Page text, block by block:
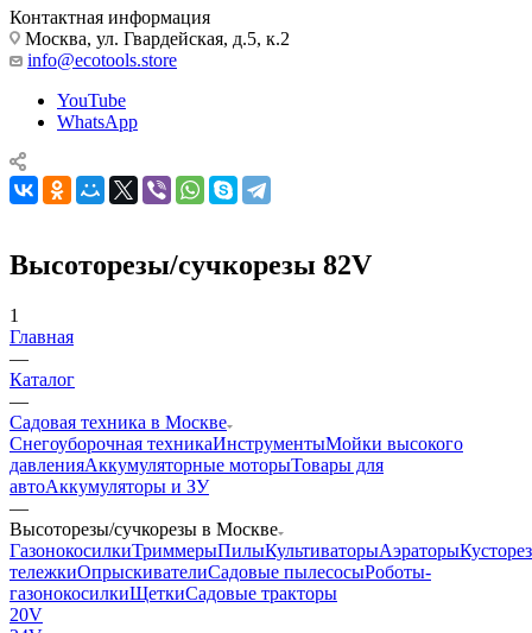
Контактная информация
Москва, ул. Гвардейская, д.5, к.2
info@ecotools.store
YouTube
WhatsApp
Высоторезы/сучкорезы 82V
1
Главная
—
Каталог
—
Садовая техника в Москве
Снегоуборочная техникаИнструментыМойки высокого
давленияАккумуляторные моторыТовары для
автоАккумуляторы и ЗУ
—
Высоторезы/сучкорезы в Москве
ГазонокосилкиТриммерыПилыКультиваторыАэраторы
тележкиОпрыскивателиСадовые пылесосыРоботы-
газонокосилкиЩеткиСадовые тракторы
20V